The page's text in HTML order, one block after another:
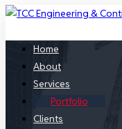
Home
About
Services
Portfolio
Clients